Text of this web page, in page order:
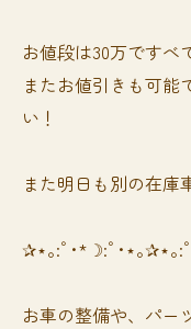
お値段は30万ですべ
またお値引きも可能
い！
また明日も別の在庫
✰⋆｡:ﾟ･*☽:ﾟ･⋆｡✰⋆｡:
お車の整備や、パー